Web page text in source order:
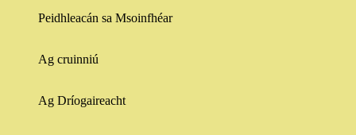
Peidhleacán sa Msoinfhéar
Ag cruinniú
Ag Dríogaireacht